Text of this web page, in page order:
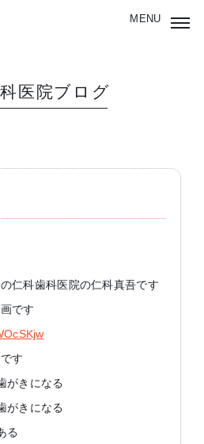
医院ブログ
仁科歯科医院の仁科真吾です
です
す
がきになる
がきになる
る